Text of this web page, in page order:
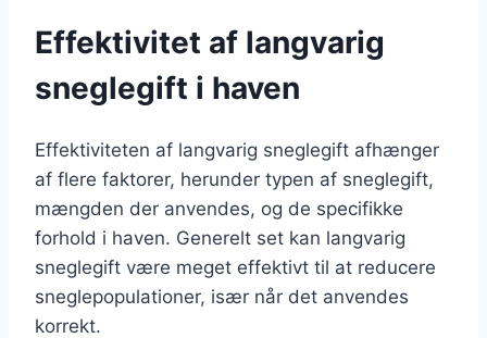
Effektivitet af langvarig
sneglegift i haven
Effektiviteten af langvarig sneglegift afhænger
af flere faktorer, herunder typen af sneglegift,
mængden der anvendes, og de specifikke
forhold i haven. Generelt set kan langvarig
sneglegift være meget effektivt til at reducere
sneglepopulationer, især når det anvendes
korrekt.